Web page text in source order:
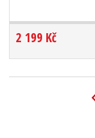
2 199 Kč